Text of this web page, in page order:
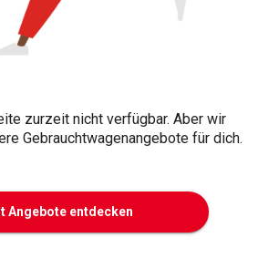
zurzeit nicht verfügbar. Aber wir
Gebrauchtwagenangebote für dich.
Angebote entdecken